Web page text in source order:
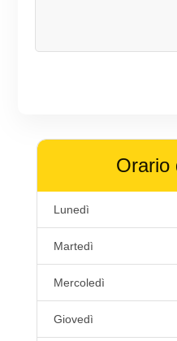
Orario
Lunedì
Martedì
Mercoledì
Giovedì